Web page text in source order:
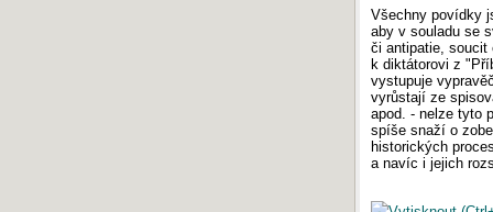
Všechny povídky
aby v souladu se
či antipatie, soucit
k diktátorovi z
vystupuje
vyrůstají ze
apod. - nelze tyto
spíše snaží o
historických
a navíc i jejich